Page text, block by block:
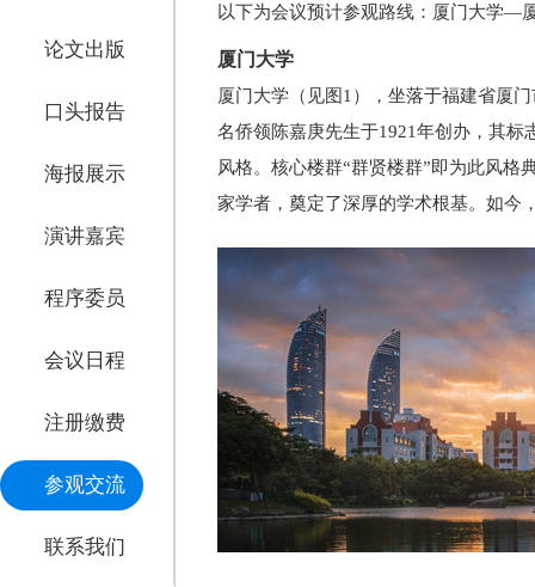
论文出版
口头报告
海报展示
演讲嘉宾
程序委员
会议日程
注册缴费
参观交流
联系我们
以下为会议预计参观路线：厦门大学—
厦门大学
厦门大学（见图1），坐落于福建省厦
名侨领陈嘉庚先生于1921年创办，其标
风格。核心楼群“群贤楼群”即为此风格
家学者，奠定了深厚的学术根基。如今